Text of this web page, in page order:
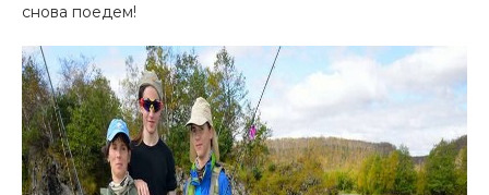
снова поедем!